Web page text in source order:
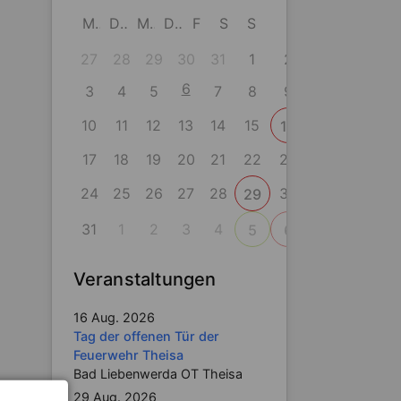
M D M D F S
S
27
28 29 30 31 1
2
3
4 5 6 7 8
9
10
11 12 13 14 15
16
17
18 19 20 21 22
23
24
25 26 27 28 29
30
31
1 2 3 4 5 6
Veranstaltungen
16 Aug. 2026
Tag der offenen Tür der
Feuerwehr Theisa
Bad Liebenwerda OT Theisa
29 Aug. 2026